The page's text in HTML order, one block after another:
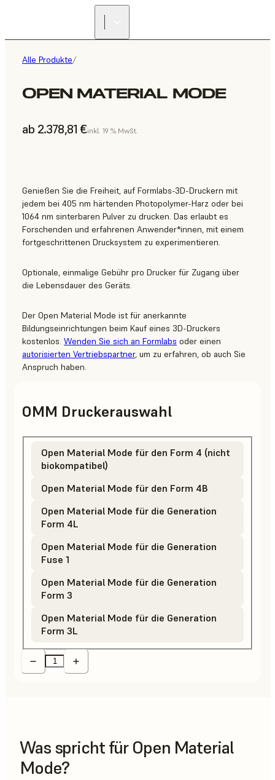
Alle Produkte/
OPEN MATERIAL MODE
ab 2.378,81 €inkl. 19 % MwSt.
Genießen Sie die Freiheit, auf Formlabs-3D-Druckern mit
jedem bei 405 nm härtenden Photopolymer-Harz oder bei
1064 nm sinterbaren Pulver zu drucken. Das erlaubt es
Forschenden und erfahrenen Anwender*innen, mit einem
fortgeschrittenen Drucksystem zu experimentieren.
Optionale, einmalige Gebühr pro Drucker für Zugang über
die Lebensdauer des Geräts.
Der Open Material Mode ist für anerkannte
Bildungseinrichtungen beim Kauf eines 3D-Druckers
kostenlos. Wenden Sie sich an Formlabs oder einen
autorisierten Vertriebspartner, um zu erfahren, ob auch Sie
Anspruch haben.
OMM Druckerauswahl
Open Material Mode für den Form 4 (nicht
biokompatibel)
Open Material Mode für den Form 4B
Open Material Mode für die Generation
Form 4L
Open Material Mode für die Generation
Fuse 1
Open Material Mode für die Generation
Form 3
Open Material Mode für die Generation
Form 3L
Was spricht für Open Material
Mode?